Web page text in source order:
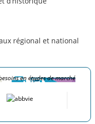
régional et national
en études de marché